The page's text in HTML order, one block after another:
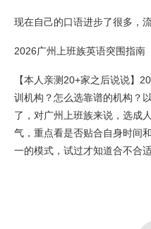
现在自己的口语进步了很多，
2026广州上班族英语突围指南
【本人亲测20+家之后说说】
训机构？怎么选靠谱的机构？
了，对广州上班族来说，选成
气，重点看是否贴合自身时间
一的模式，试过才知道合不合适